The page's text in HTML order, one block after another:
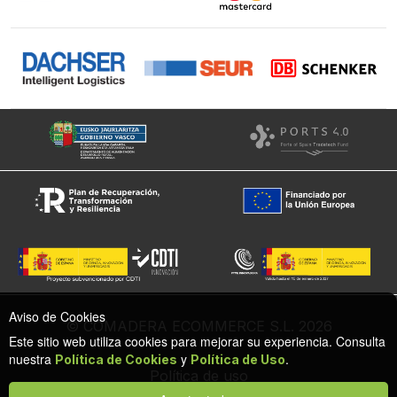
© COMADERA ECOMMERCE S.L. 2026
Aviso de Cookies
Este sitio web utiliza cookies para mejorar su experiencia. Consulta
nuestra Política de Cookies y Política de Uso.